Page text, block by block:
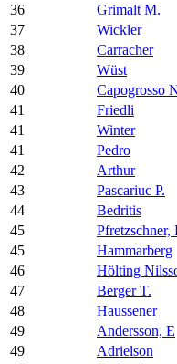
36
Grimalt M.
37
Wickler
38
Carracher
39
Wüst
40
Capogrosso
41
Friedli
41
Winter
41
Pedro
42
Arthur
43
Pascariuc P.
44
Bedritis
45
Pfretzschner,
45
Hammarberg
46
Hölting
47
Berger T.
48
Haussener
49
Andersson, E
49
Adrielson